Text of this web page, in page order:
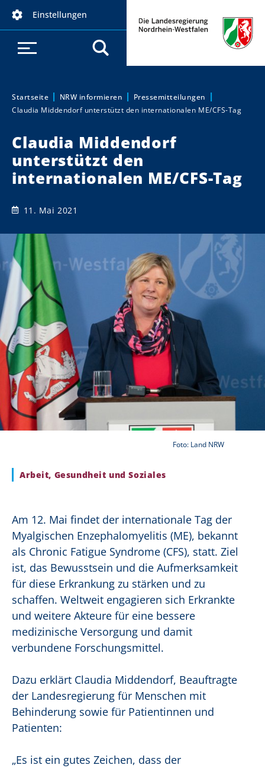
Einstellungen
Sie sind hier:
Startseite NRW informieren
Pressemitteilungen
Claudia Middendorf unterstützt den internationalen ME/CFS-Tag
Claudia Middendorf
unterstützt den
internationalen ME/CFS-Tag
11. Mai 2021
Foto: Land NRW
Arbeit, Gesundheit und Soziales
Am 12. Mai findet der internationale Tag der
Myalgischen Enzephalomyelitis (ME), bekannt
als Chronic Fatigue Syndrome (CFS), statt. Ziel
ist, das Bewusstsein und die Aufmerksamkeit
für diese Erkrankung zu stärken und zu
schaffen. Weltweit engagieren sich Erkrankte
und weitere Akteure für eine bessere
medizinische Versorgung und damit
verbundene Forschungsmittel.
Dazu erklärt Claudia Middendorf, Beauftragte
der Landesregierung für Menschen mit
Behinderung sowie für Patientinnen und
Patienten:
„Es ist ein gutes Zeichen, dass der